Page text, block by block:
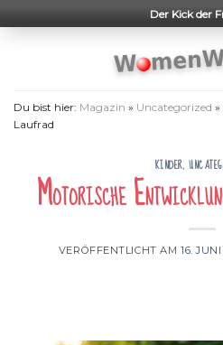
to
Der Kick der
Du bist hier: Magazin » Uncategorized »
Laufrad
KINDER,
Motorische
VERÖFFENTLICHT AM 16.